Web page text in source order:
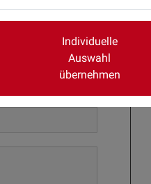
Individuelle
Auswahl
übernehmen